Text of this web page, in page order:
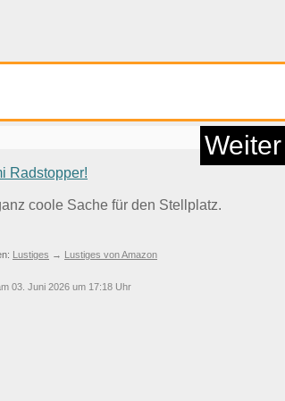
in...
Weiter
Radstopper!
coole Sache für den Stellplatz.
Lustiges → Lustiges von Amazon
03. Juni 2026 um 17:18 Uhr